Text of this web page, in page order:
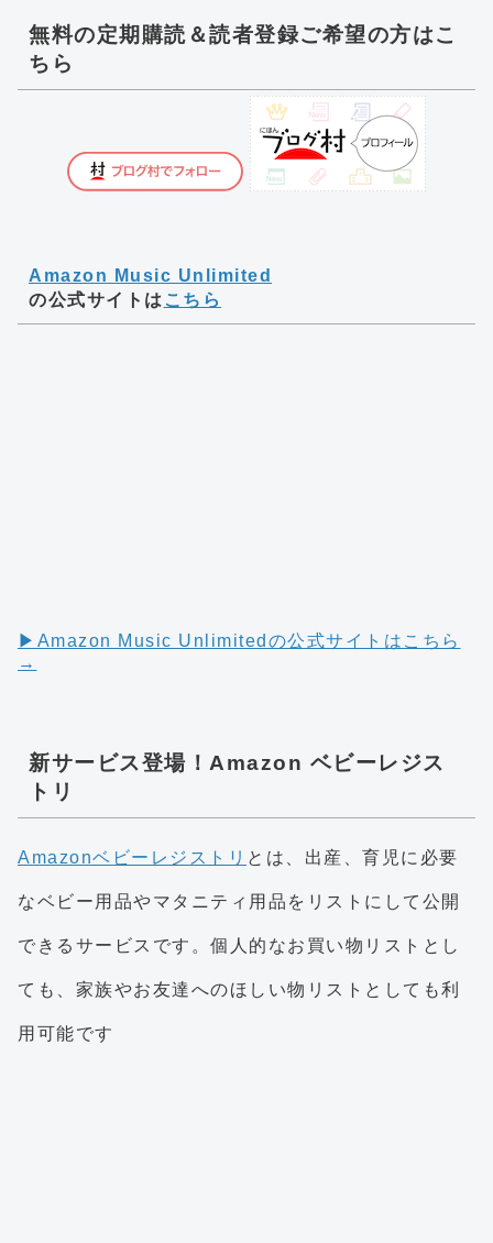
無料の定期購読＆読者登録ご希望の方はこ
ちら
Amazon Music Unlimited
の公式サイトは こちら
▶︎Amazon Music Unlimitedの公式サイトはこちら
→
新サービス登場！Amazon ベビーレジス
トリ
Amazonベビーレジストリ とは、出産、育児に必要
なベビー用品やマタニティ用品をリストにして公開
できるサービスです。個人的なお買い物リストとし
ても、家族やお友達へのほしい物リストとしても利
用可能です